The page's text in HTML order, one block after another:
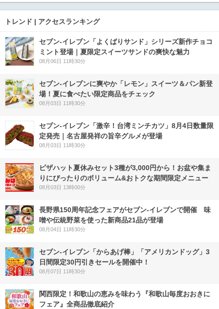
トレンド | アクセスランキング
セブン‐イレブン「よくばりサンド」シリーズ新作チョコ
ミント登場｜夏限定スイーツサンドの爽快な魅力
08月06日 11時30分
セブン‐イレブンに爽やか「レモン」スイーツ＆パン新登
場！夏に食べたい限定商品をチェック
08月03日 11時30分
セブン-イレブン「激辛！台湾ミンチカツ」8月4日数量限
定発売｜名古屋発祥の旨辛グルメが登場
08月03日 11時30分
ピザハット夏休みセット3種が3,000円から！お盆や集ま
りにぴったりのボリューム&おトクな期間限定メニュー
08月03日 13時00分
長野県150周年記念フェアがセブン-イレブンで開催 味
噌や伝統野菜を使った新商品21品が登場
08月04日 11時30分
セブン‐イレブン「からあげ棒」「アメリカンドッグ」3
日間限定30円引きセールを開催中！
08月07日 11時30分
関西限定！和歌山の恵みを味わう『和歌山毎度おおきに
フェア』全商品徹底紹介